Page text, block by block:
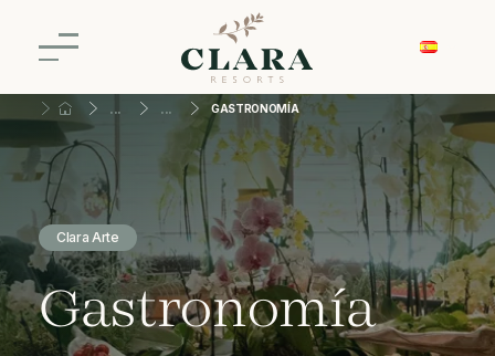
GASTRONOMÍA
Clara Arte
Gastronomía